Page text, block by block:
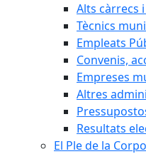
Alts càrrecs
Tècnics
Empleats
Convenis,
Empreses
Altres
Resultats
El Ple de la